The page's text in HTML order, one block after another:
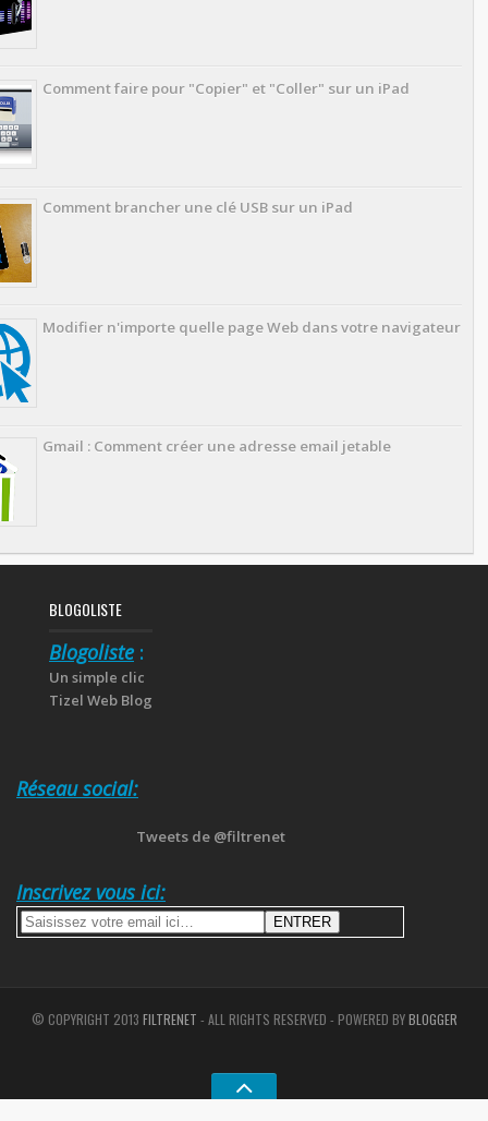
Comment faire pour "Copier" et "Coller" sur un iPad
Comment brancher une clé USB sur un iPad
Modifier n'importe quelle page Web dans votre navigateur
Gmail : Comment créer une adresse email jetable
BLOGOLISTE
Blogoliste :
Un simple clic
Tizel Web Blog
Réseau social:
Tweets de @filtrenet
Inscrivez vous ici:
© COPYRIGHT 2013 FILTRENET - ALL RIGHTS RESERVED - POWERED BYBLOGGER